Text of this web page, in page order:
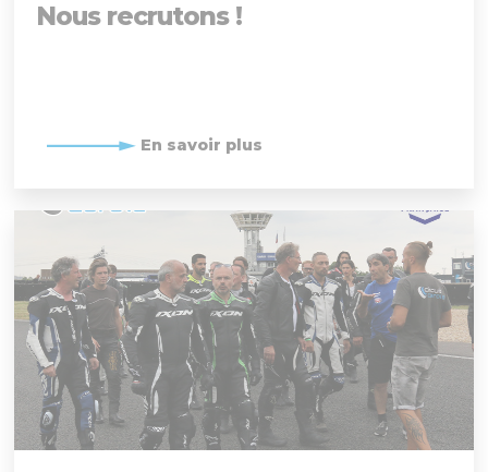
Nous recrutons !
En savoir plus